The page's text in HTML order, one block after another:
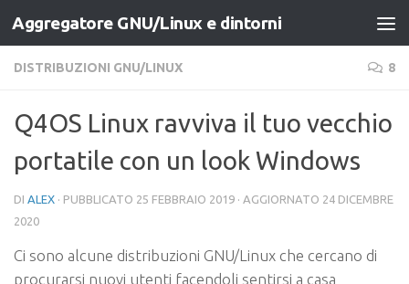
Salta al contenuto
Aggregatore GNU/Linux e dintorni
DISTRIBUZIONI GNU/LINUX 8
Q4OS Linux ravviva il tuo vecchio
portatile con un look Windows
DI ALEX · PUBBLICATO 25 FEBBRAIO 2019 · AGGIORNATO 24 DICEMBRE
2020
Ci sono alcune distribuzioni GNU/Linux che cercano di
procurarsi nuovi utenti facendoli sentirsi a casa